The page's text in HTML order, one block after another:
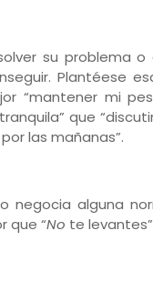
su problema
Plantéese
“mantener mi
que
las mañanas”.
negocia alguna
que “No te